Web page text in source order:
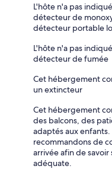
L'hôte n'a pas
détecteur de
détecteur portable
L'hôte n'a pas
détecteur de fumée
Cet hébergement
un extincteur
Cet hébergement
des balcons, des
adaptés aux enfants.
recommandons de
arrivée afin de
adéquate.